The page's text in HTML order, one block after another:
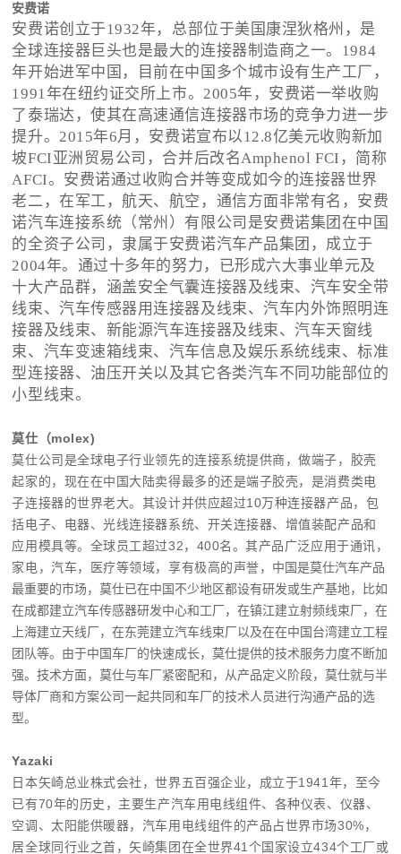
安费诺
安费诺创立于1932年， 总部位于美国康涅狄格州 ，是
全球连接器巨头也是最大的连接器制造商之一。1984
年开始进军中国，目前在中国多个城市设有生产工厂，
1991年在纽约证交所上市。2005年，安费诺一举收购
了泰瑞达，使其在高速通信连接器市场的竞争力进一步
提升。2015年6月，安费诺宣布以12.8亿美元收购新加
坡FCI亚洲贸易公司，合并后改名Amphenol FCI，简称
AFCI。安费诺通过收购合并等变成如今的连接器世界
老二，在军工，航天、航空，通信方面非常有名，安费
诺汽车连接系统（常州）有限公司是安费诺集团在中国
的全资子公司，隶属于安费诺汽车产品集团，成立于
2004年。通过十多年的努力，已形成六大事业单元及
十大产品群，涵盖安全气囊连接器及线束、汽车安全带
线束、汽车传感器用连接器及线束、汽车内外饰照明连
接器及线束、新能源汽车连接器及线束、汽车天窗线
束、汽车变速箱线束、汽车信息及娱乐系统线束、标准
型连接器、油压开关以及其它各类汽车不同功能部位的
小型线束。
莫仕（molex)
莫仕公司是全球电子行业领先的连接系统提供商，做端子，胶壳
起家的，现在在中国大陆卖得最多的还是端子胶壳，是消费类电
子连接器的世界老大。其设计并供应超过10万种连接器产品，包
括电子、电器、光线连接器系统、开关连接器、增值装配产品和
应用模具等。全球员工超过32，400名。其产品广泛应用于通讯，
家电，汽车，医疗等领域，享有极高的声誉， 中国是莫仕汽车产品
最重要的市场，莫仕已在中国不少地区都设有研发或生产基地，比如
在成都建立汽车传感器研发中心和工厂，在镇江建立射频线束厂，在
上海建立天线厂，在东莞建立汽车线束厂以及在在中国台湾建立工程
团队等。由于中国车厂的快速成长，莫仕提供的技术服务力度不断加
强。技术方面，莫仕与车厂紧密配和，从产品定义阶段，莫仕就与半
导体厂商和方案公司一起共同和车厂的技术人员进行沟通产品的选
型。
Yazaki
日本矢崎总业株式会社，世界五百强企业，成立于1941年，至今
已有70年的历史，主要生产汽车用电线组件、各种仪表、仪器、
空调、太阳能供暖器，汽车用电线组件的产品占世界市场30%，
居全球同行业之首，矢崎集团在全世界41个国家设立434个工厂或